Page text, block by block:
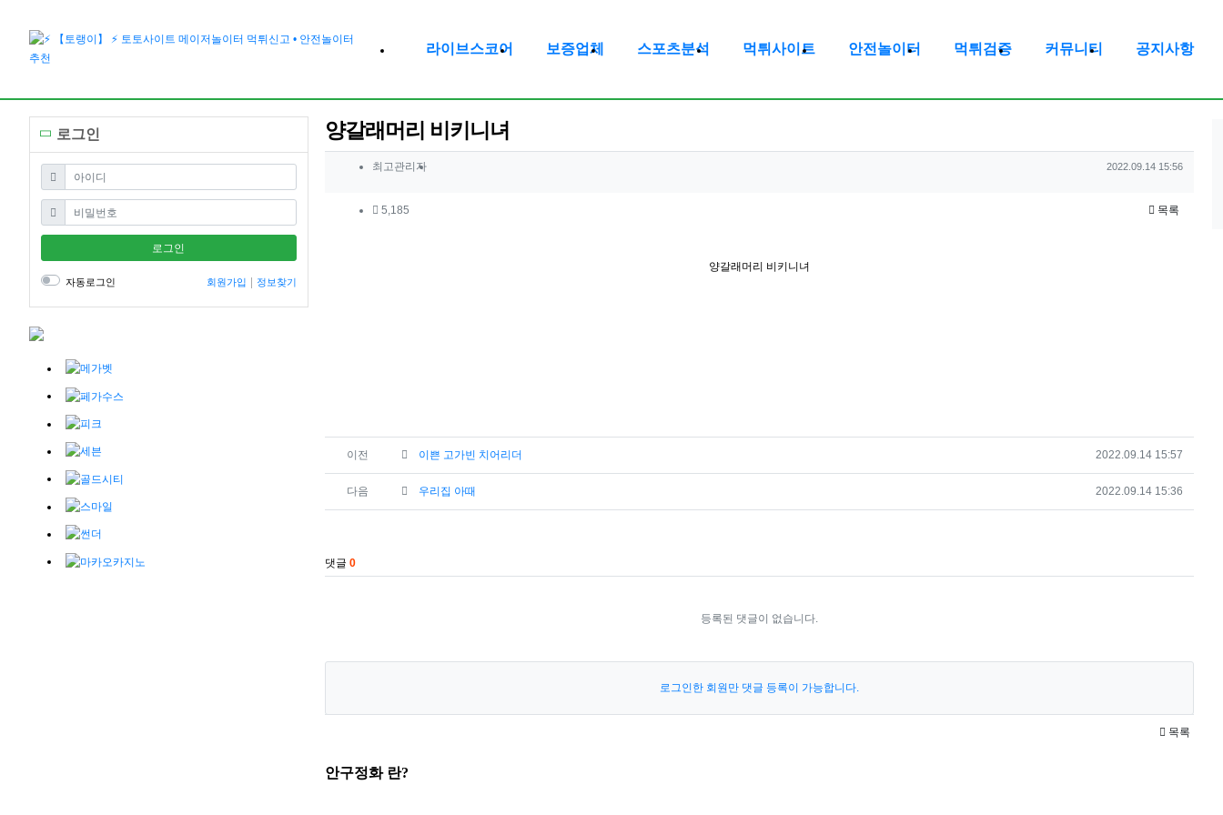
라이브스코어 보증업체 스포츠분석 먹튀사이트 안전놀이터 먹튀검증 커뮤니티 공지사항
양갈래머리 비키니녀
작성자 정보
최고관리자작성 작성일
2022.09.14 15:56
컨텐츠 정보
5,185조회 목록
양갈래머리 비키니녀
관련자료
이전 이쁜 고가빈 치어리더 작성일
2022.09.14 15:57
다음 우리집 아때 작성일
2022.09.14 15:36
댓글 0
등록된 댓글이 없습니다.
로그인한 회원만 댓글 등록이 가능합니다.
목록
안구정화 란?
로그인
아이디 필수
비밀번호 필수
로그인
자동로그인 회원가입 정보찾기